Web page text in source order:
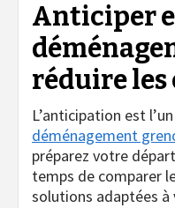
Anticiper
réduire les
L’anticipation est
déménagement
préparez votre
temps de comparer
solutions adaptées